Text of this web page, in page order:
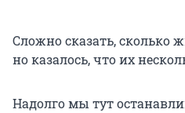
Сложно сказать, сколько
но казалось, что их
Надолго мы тут